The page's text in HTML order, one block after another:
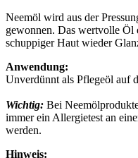
Neemöl wird aus der
gewonnen. Das wertvolle Öl
schuppiger Haut wieder
Anwendung:
Unverdünnt als Pflegeöl auf
Wichtig: Bei
immer ein Allergietest an
werden.
Hinweis: